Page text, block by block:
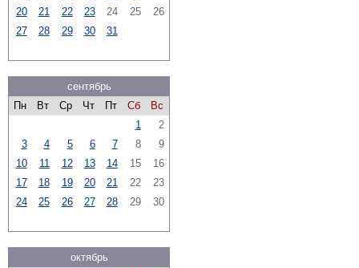
20
21 22 23 24 25
26
27
28 29 30 31
сентябрь
Пн
Вт Ср Чт Пт Сб
Вс
1
2
3
4 5 6 7 8
9
10
11 12 13 14 15
16
17
18 19 20 21 22
23
24
25 26 27 28 29 30
октябрь